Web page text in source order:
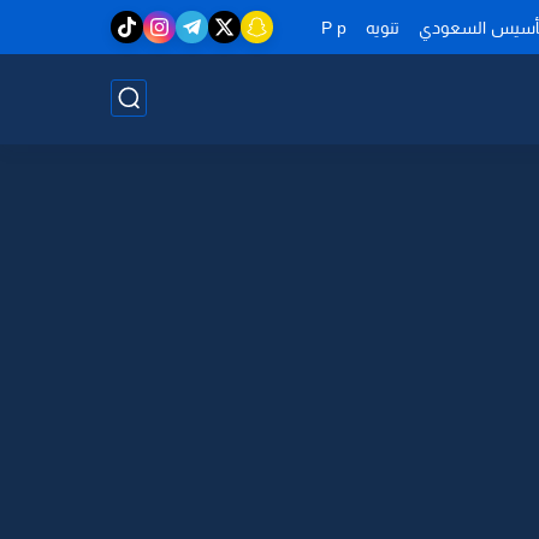
السعودي تنويه P p